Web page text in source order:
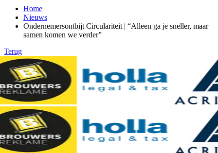
Home
Nieuws
Ondernemersontbijt Circulariteit | “Alleen ga je sneller, maar
samen komen we verder”
Terug